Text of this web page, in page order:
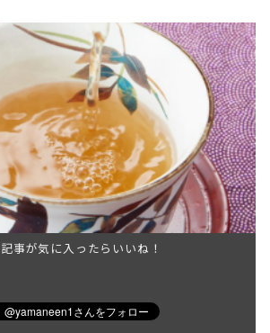
事が気に入ったらいいね！